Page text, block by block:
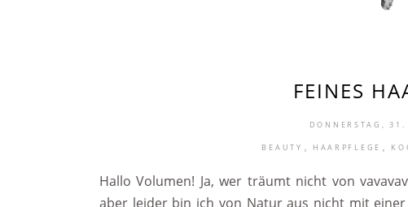
FEINES
DONNERSTAG,
BEAUTY , HAARPFLEGE ,
Hallo Volumen! Ja, wer träumt nicht von
aber leider bin ich von Natur aus nicht mit